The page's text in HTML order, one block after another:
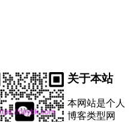
关于本站
本网站是个人
博客类型网